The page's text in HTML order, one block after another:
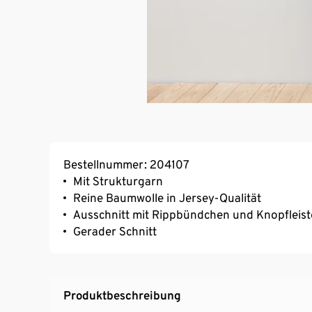
Bestellnummer: 204107
Mit Strukturgarn
Reine Baumwolle in Jersey-Qualität
Ausschnitt mit Rippbündchen und
Gerader Schnitt
Produktbeschreibung